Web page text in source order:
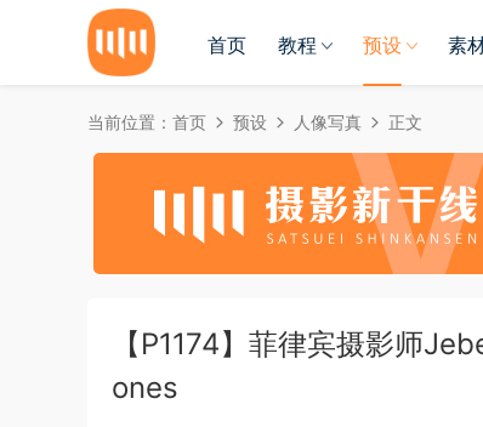
首页 教程 预设 素
当前位置： 首页 预设 人像写真 正文
【P1174】菲律宾摄影师
ones